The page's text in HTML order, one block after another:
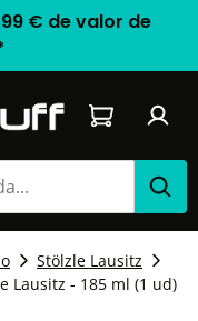
€ de valor de
El carrito
Stölzle Lausitz
Lausitz - 185 ml (1 ud)